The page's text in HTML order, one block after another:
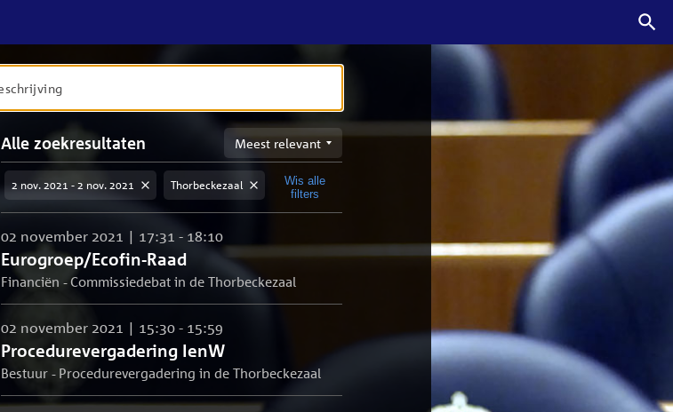
Alle zoekresultaten
Sorteren
op
meest
relevant
2 nov. 2021 - 2 nov. 2021 Thorbeckezaal
Wis alle
filters
Eurogroep/Ecofin-Raad
02 november 2021 | 17:31 - 18:10
Financiën - Commissiedebat in de Thorbeckezaal
Procedurevergadering IenW
02 november 2021 | 15:30 - 15:59
Bestuur - Procedurevergadering in de Thorbeckezaal